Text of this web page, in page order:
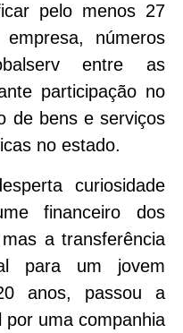
pelo menos 27
números
entre as
participação no
de bens e serviços
no estado.
curiosidade
financeiro dos
a transferência
para um jovem
anos, passou a
uma companhia